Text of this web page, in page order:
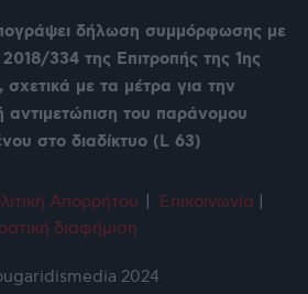
δήλωση συμμόρφωσης με
334 της Επιτροπής της 1ης
με τα μέτρα για την
αντιμετώπιση του παράνομου
στο διαδίκτυο (L 63)
Απορρήτου Επικοινωνία
διαφήμιση
2024